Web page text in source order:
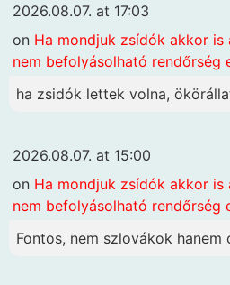
2026.08.07. at 17:03
on Ha mondjuk zsídók akkor
nem befolyásolható rendőrség
ha zsidók lettek volna,
2026.08.07. at 15:00
on Ha mondjuk zsídók akkor
nem befolyásolható rendőrség
Fontos, nem szlovákok hanem